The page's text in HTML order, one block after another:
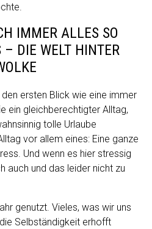
IMMER ALLES SO
DIE WELT HINTER
ersten Blick wie eine immer
ein gleichberechtigter Alltag,
tolle Urlaube
vor allem eines: Eine ganze
Und wenn es hier stressig
auch und das leider nicht zu
genutzt. Vieles, was wir uns
Selbständigkeit erhofft